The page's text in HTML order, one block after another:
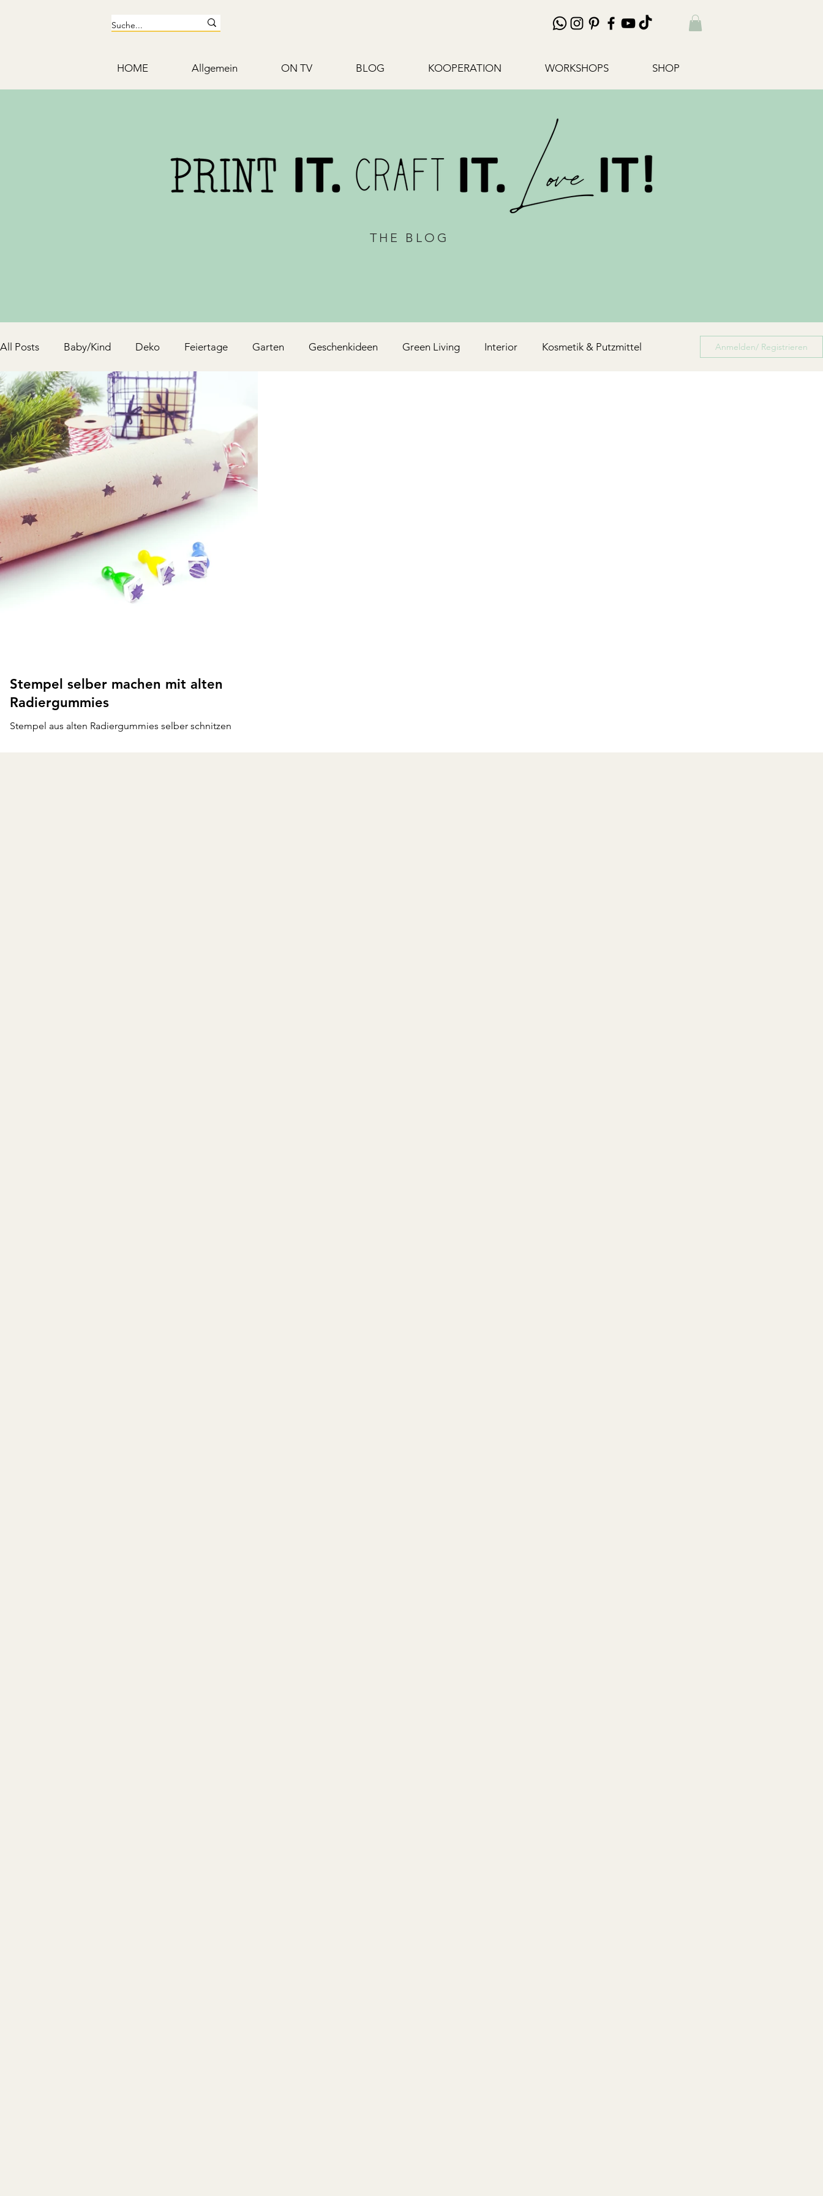
HOME Allgemein ON TV BLOG KOOPERATION WORKSHOPS SHOP
THE BLOG
All Posts Baby/Kind Deko Feiertage Garten Geschenkideen Green Living Interior Kosmetik & Putzmittel
Schmuck & Accessoires Upcycling/Hack
Anmelden/ Registrieren
Stempel selber machen mit alten
Radiergummies
Stempel aus alten Radiergummies selber schnitzen